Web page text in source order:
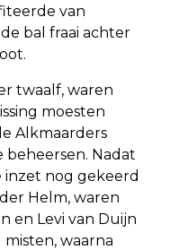
van
bal fraai achter
twaalf, waren
moesten
Alkmaarders
Nadat
inzet nog gekeerd
Helm, waren
en Levi van Duijn
waarna